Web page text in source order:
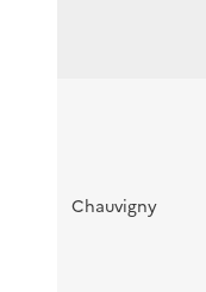
Chauvigny